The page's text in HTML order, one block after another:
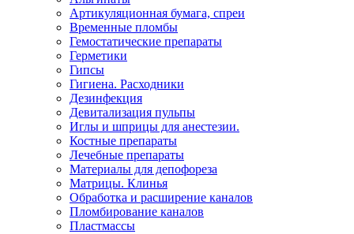
Артикуляционная бумага, спреи
Временные пломбы
Гемостатические препараты
Герметики
Гипсы
Гигиена. Расходники
Дезинфекция
Девитализация пульпы
Иглы и шприцы для анестезии.
Костные препараты
Лечебные препараты
Материалы для депофореза
Матрицы. Клинья
Обработка и расширение каналов
Пломбирование каналов
Пластмассы